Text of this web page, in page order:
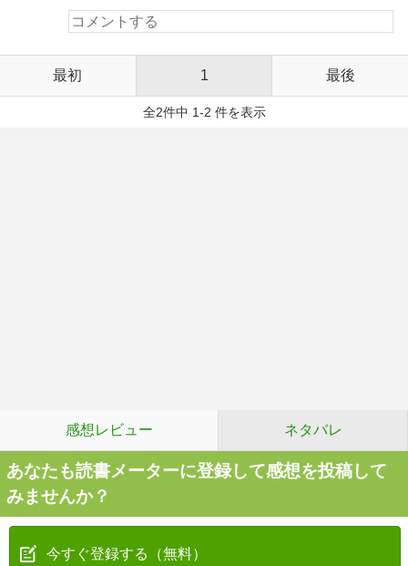
最初 1 最後
全2件中 1-2 件を表示
感想レビュー ネタバレ
あなたも読書メーターに登録して感想を投稿して
みませんか？
今すぐ登録する（無料）